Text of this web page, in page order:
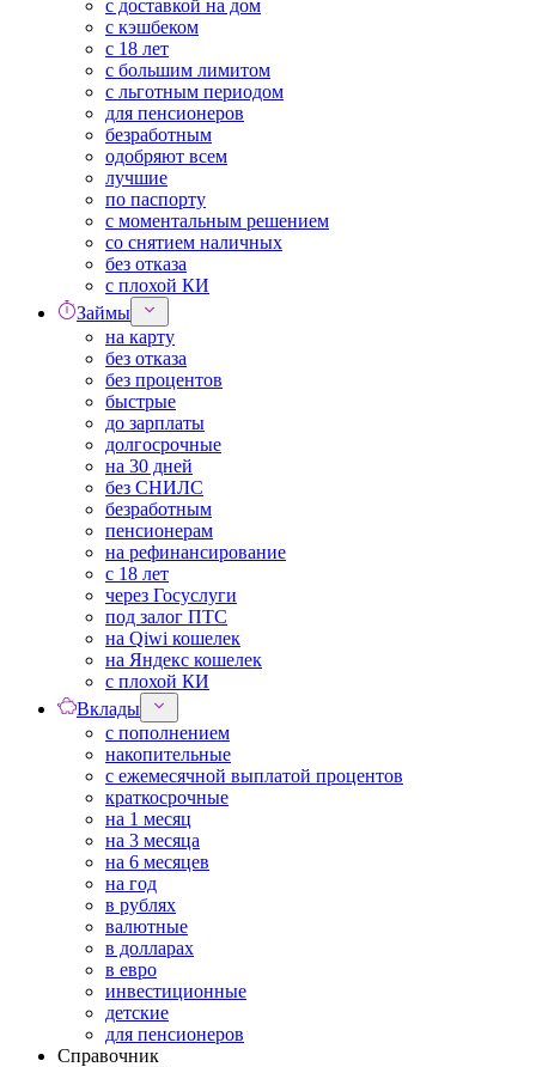
с доставкой на дом
с кэшбеком
с 18 лет
с большим лимитом
с льготным периодом
для пенсионеров
безработным
одобряют всем
лучшие
по паспорту
с моментальным решением
со снятием наличных
без отказа
с плохой КИ
Займы
на карту
без отказа
без процентов
быстрые
до зарплаты
долгосрочные
на 30 дней
без СНИЛС
безработным
пенсионерам
на рефинансирование
с 18 лет
через Госуслуги
под залог ПТС
на Qiwi кошелек
на Яндекс кошелек
с плохой КИ
Вклады
с пополнением
накопительные
с ежемесячной выплатой процентов
краткосрочные
на 1 месяц
на 3 месяца
на 6 месяцев
на год
в рублях
валютные
в долларах
в евро
инвестиционные
детские
для пенсионеров
Справочник